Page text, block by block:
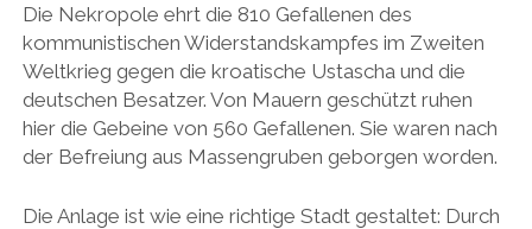
Die Nekropole ehrt die 810 Gefallenen des
kommunistischen Widerstandskampfes im Zweiten
Weltkrieg gegen die kroatische Ustascha und die
deutschen Besatzer. Von Mauern geschützt ruhen
hier die Gebeine von 560 Gefallenen. Sie waren nach
der Befreiung aus Massengruben geborgen worden.
Die Anlage ist wie eine richtige Stadt gestaltet: Durch